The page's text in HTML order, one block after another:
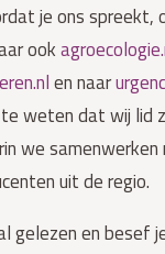
je ons spreekt,
ook
en naar
weten dat wij lid
we
uit de regio.
gelezen en besef